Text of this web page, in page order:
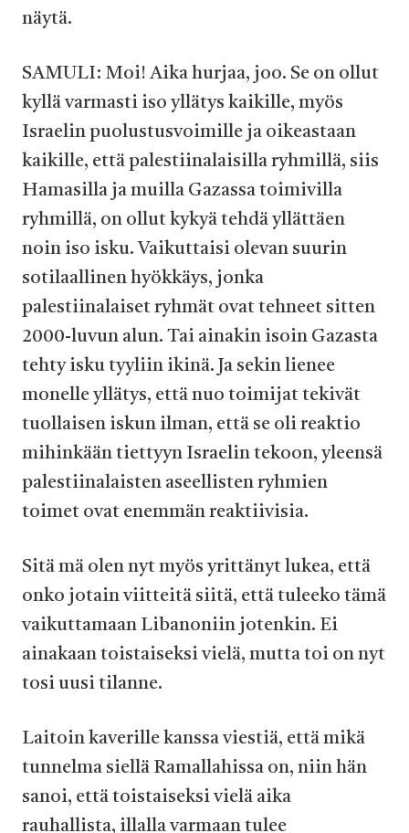
näytä.
SAMULI: Moi! Aika hurjaa, joo. Se on ollut
kyllä varmasti iso yllätys kaikille, myös
Israelin puolustusvoimille ja oikeastaan
kaikille, että palestiinalaisilla ryhmillä, siis
Hamasilla ja muilla Gazassa toimivilla
ryhmillä, on ollut kykyä tehdä yllättäen
noin iso isku. Vaikuttaisi olevan suurin
sotilaallinen hyökkäys, jonka
palestiinalaiset ryhmät ovat tehneet sitten
2000-luvun alun. Tai ainakin isoin Gazasta
tehty isku tyyliin ikinä. Ja sekin lienee
monelle yllätys, että nuo toimijat tekivät
tuollaisen iskun ilman, että se oli reaktio
mihinkään tiettyyn Israelin tekoon, yleensä
palestiinalaisten aseellisten ryhmien
toimet ovat enemmän reaktiivisia.
Sitä mä olen nyt myös yrittänyt lukea, että
onko jotain viitteitä siitä, että tuleeko tämä
vaikuttamaan Libanoniin jotenkin. Ei
ainakaan toistaiseksi vielä, mutta toi on nyt
tosi uusi tilanne.
Laitoin kaverille kanssa viestiä, että mikä
tunnelma siellä Ramallahissa on, niin hän
sanoi, että toistaiseksi vielä aika
rauhallista, illalla varmaan tulee